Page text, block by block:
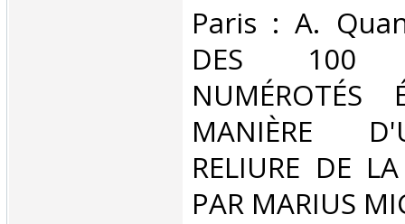
‎Paris : A.
DES 100
MANIÈRE
RELIURE DE
PAR MARIUS